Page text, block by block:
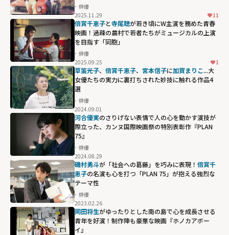
俳優
2025.11.29
11
倍賞千恵子と寺尾聰が若き頃にW主演を務めた青春
映画！過疎の農村で若者たちがミュージカルの上演
を目指す「同胞」
俳優
2025.09.25
1
草笛光子、 倍賞千恵子、 宮本信子に加賀まりこ...大
女優たちの実力に裏打ちされた妙技に触れる作品4
選
俳優
2024.09.01
河合優実のさりげない表情で人の心を動かす演技が
際立った、カンヌ国際映画祭の特別表彰作『PLAN
75』
俳優
2024.08.29
磯村勇斗が「社会への葛藤」を巧みに表現！ 倍賞千
恵子の名演も心を打つ「PLAN 75」が抱える強烈な
テーマ性
俳優
2023.02.26
岡田将生がゆったりとした南の島で心を成長させる
青年を好演！制作陣も豪華な映画『ホノカアボー
イ』